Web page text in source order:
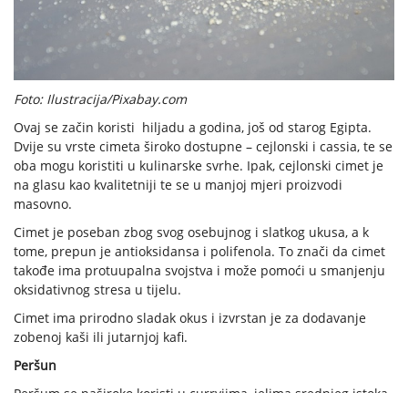
Foto: Ilustracija/Pixabay.com
Ovaj se začin koristi hiljadu a godina, još od starog Egipta.
Dvije su vrste cimeta široko dostupne – cejlonski i cassia, te se
oba mogu koristiti u kulinarske svrhe. Ipak, cejlonski cimet je
na glasu kao kvalitetniji te se u manjoj mjeri proizvodi
masovno.
Cimet je poseban zbog svog osebujnog i slatkog ukusa, a k
tome, prepun je antioksidansa i polifenola. To znači da cimet
takođe ima protuupalna svojstva i može pomoći u smanjenju
oksidativnog stresa u tijelu.
Cimet ima prirodno sladak okus i izvrstan je za dodavanje
zobenoj kaši ili jutarnjoj kafi.
Peršun